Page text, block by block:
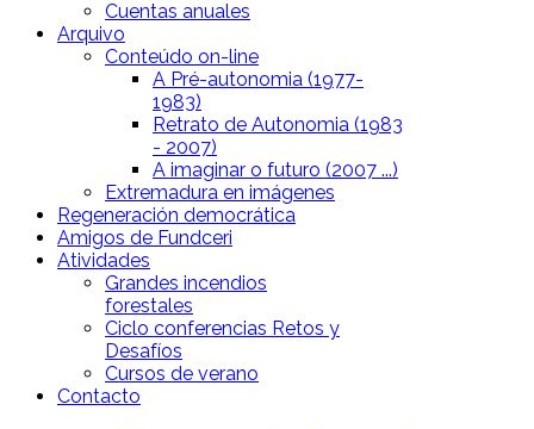
Cuentas anuales
Arquivo
Conteúdo on-line
A Pré-autonomia (1977-
1983)
Retrato de Autonomia (1983
- 2007)
A imaginar o futuro (2007 ...)
Extremadura en imágenes
Regeneración democrática
Amigos de Fundceri
Atividades
Grandes incendios
forestales
Ciclo conferencias Retos y
Desafíos
Cursos de verano
Contacto